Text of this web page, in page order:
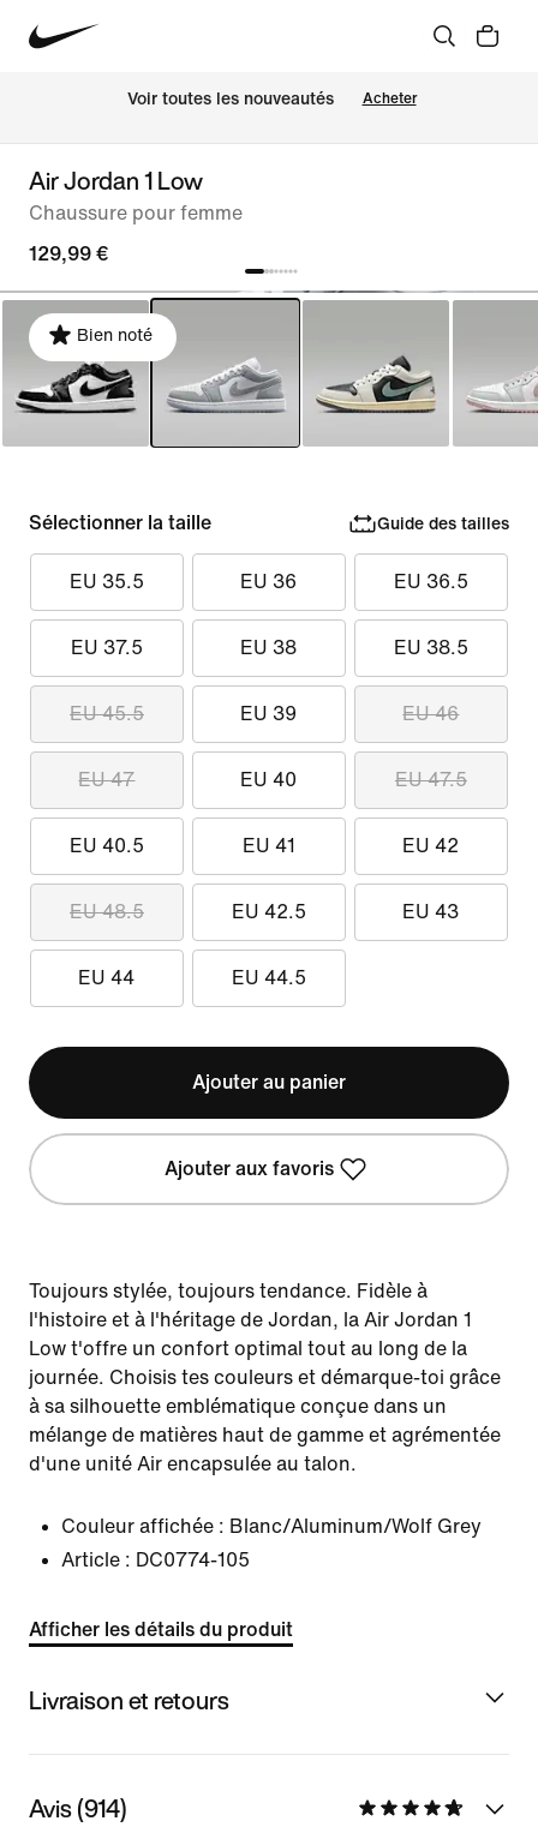
Voir toutes les nouveautés Acheter
Air Jordan 1 Low
Chaussure pour femme
129,99 €
Bien noté
Sélectionner la taille Guide des tailles
EU 35.5 EU 36 EU 36.5
EU 37.5 EU 38 EU 38.5
EU 45.5 EU 39 EU 46
EU 47 EU 40 EU 47.5
EU 40.5 EU 41 EU 42
EU 48.5 EU 42.5 EU 43
EU 44 EU 44.5
Ajouter au panier
Ajouter aux favoris
Toujours stylée, toujours tendance. Fidèle à
l'histoire et à l'héritage de Jordan, la Air Jordan 1
Low t'offre un confort optimal tout au long de la
journée. Choisis tes couleurs et démarque-toi grâce
à sa silhouette emblématique conçue dans un
mélange de matières haut de gamme et agrémentée
d'une unité Air encapsulée au talon.
Couleur affichée : Blanc/Aluminum/Wolf Grey
Article : DC0774-105
Afficher les détails du produit
Livraison et retours
Avis (914)